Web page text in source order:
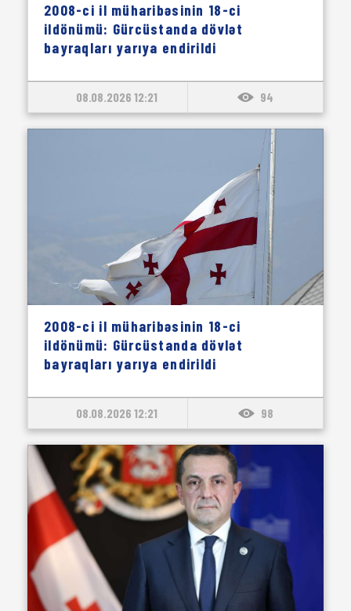
2008-ci il müharibəsinin 18-ci
ildönümü: Gürcüstanda dövlət
bayraqları yarıya endirildi
08.08.2026 12:21 94
2008-ci il müharibəsinin 18-ci
ildönümü: Gürcüstanda dövlət
bayraqları yarıya endirildi
08.08.2026 12:21 98